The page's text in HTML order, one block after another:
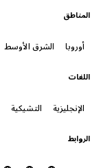
المناطق
أوروبا الشرق الأوسط
اللغات
الإنجليزية التشيكية
الروابط